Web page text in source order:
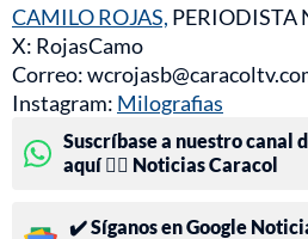
CAMILO ROJAS, PERIODISTA
X: RojasCamo
Correo:
Instagram: Milografias
Suscríbase a nuestro canal
aquí 👉🏻 Noticias Caracol
✔️ Síganos en Google